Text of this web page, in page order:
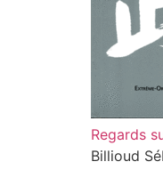
Regards
Billioud